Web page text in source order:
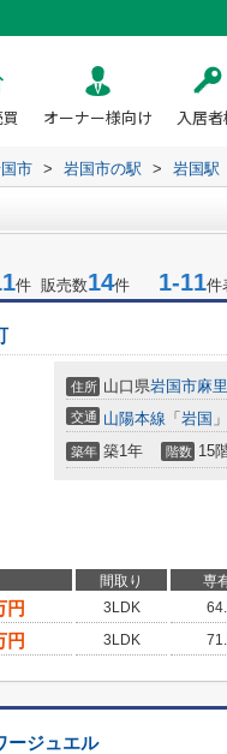
オーナー様向け 入居
市 > 岩国市の駅 > 岩国駅
件 販売数14件 1-11件
住所 山口県岩国市麻
交通 山陽本線 「 岩国
築年 築1年 階数 15
間取り 専
円 3LDK
円 3LDK
ージュエル